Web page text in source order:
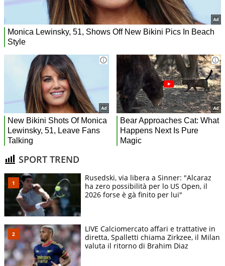
SPORT TREND
Rusedski, via libera a Sinner: "Alcaraz
ha zero possibilità per lo US Open, il
2026 forse è gà finito per lui"
LIVE Calciomercato affari e trattative in
diretta, Spalletti chiama Zirkzee, il Milan
valuta il ritorno di Brahim Diaz